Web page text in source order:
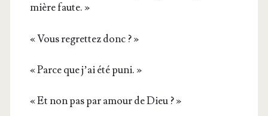
mière faute. »
« Vous regret­tez donc ? »
« Parce que j’ai été puni. »
« Et non pas par amour de Dieu ? »